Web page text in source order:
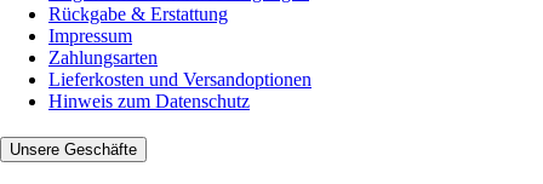
Rückgabe & Erstattung
Impressum
Zahlungsarten
Lieferkosten und Versandoptionen
Hinweis zum Datenschutz
Unsere Geschäfte